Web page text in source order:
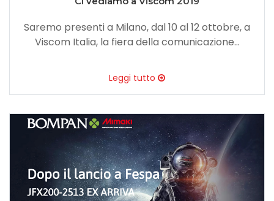
Saremo presenti a Milano, dal 10 al 12 ottobre, a
Viscom Italia, la fiera della comunicazione...
Leggi tutto